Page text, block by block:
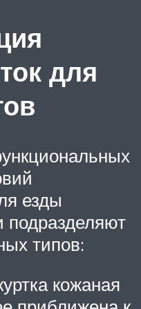
для
езды
подразделяют
типов:
кожаная